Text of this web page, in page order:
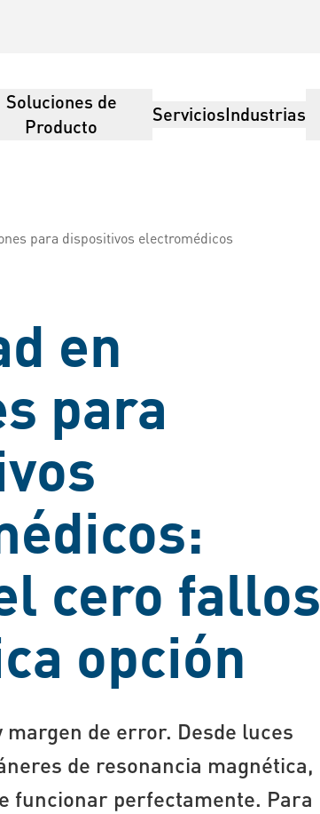
Soluciones de
Producto
ServiciosIndustrias
para dispositivos electromédicos
en
para
cero fallos
opción
margen de error. Desde luces
de resonancia magnética,
funcionar perfectamente. Para